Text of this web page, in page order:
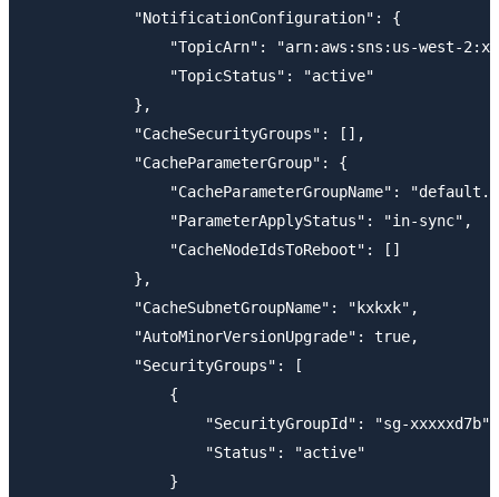
            "NotificationConfiguration": {
"TopicArn": "arn:aws:sns:us-west-
                "TopicStatus": "active"
            },
            "CacheSecurityGroups": [],
            "CacheParameterGroup": {
"CacheParameterGroupName":
                "ParameterApplyStatus": "in-sync",
                "CacheNodeIdsToReboot": []
            },
            "CacheSubnetGroupName": "kxkxk",
            "AutoMinorVersionUpgrade": true,
            "SecurityGroups": [
                {
                    "SecurityGroupId": "sg-xxxxxd7b",
                    "Status": "active"
                }